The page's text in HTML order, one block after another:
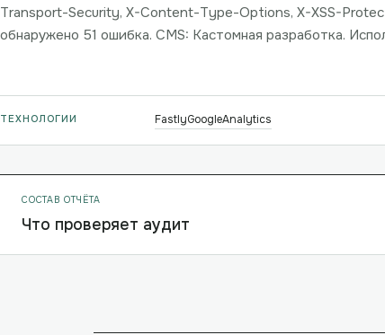
Transport-Security, X-Content-Type-Options, X-XSS-
обнаружено 51 ошибка. CMS: Кастомная разработка.
ТЕХНОЛОГИИ FastlyGoogleAnalytics
СОСТАВ ОТЧЁТА
Что проверяет аудит